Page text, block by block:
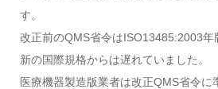
す。
改正前のQMS省令はISO13485:2003年
新の国際規格からは遅れていました。
医療機器製造版業者は改正QMS省令に